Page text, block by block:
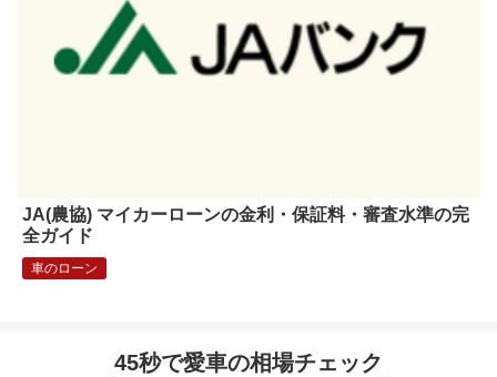
JA(農協) マイカーローンの金利・保証料・審査水準の完
全ガイド
車のローン
45秒で愛車の相場チェック